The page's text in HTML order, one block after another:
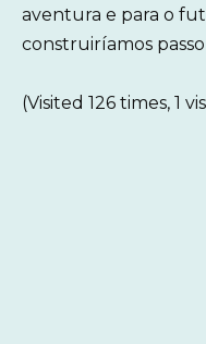
aventura e para o
construiríamos passo
(Visited 126 times, 1